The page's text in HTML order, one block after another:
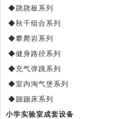
◆跷跷板系列
◆秋千组合系列
◆攀爬岩系列
◆健身路径系列
◆充气弹跳系列
◆室内淘气堡系列
◆蹦蹦床系列
小学实验室成套设备